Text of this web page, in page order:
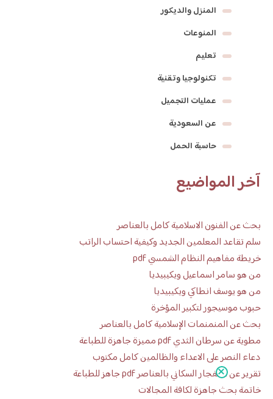
المنزل والديكور
المنوعات
تعليم
تكنولوجيا وتقنية
عمليات التجميل
عن السعودية
حاسبة الحمل
آخر المواضيع
بحث عن الفنون الاسلامية كامل بالعناصر
سلم تقاعد المعلمين الجديد وكيفية احتساب الراتب
خريطة مفاهيم النظام الشمسي pdf
من هو سامر اسماعيل ويكيبيديا
من هو يوسف انطاكي ويكيبيديا
حبوب موسيجور لتكبير المؤخرة
بحث عن المنمنمات الإسلامية كامل بالعناصر
مطوية عن سرطان الثدي pdf مميزة جاهزة للطباعة
دعاء النصر على الاعداء والظالمين كامل مكتوب
تقرير عن الانفجار السكاني بالعناصر pdf جاهز للطباعة
خاتمة بحث جاهزة لكافة المجالات